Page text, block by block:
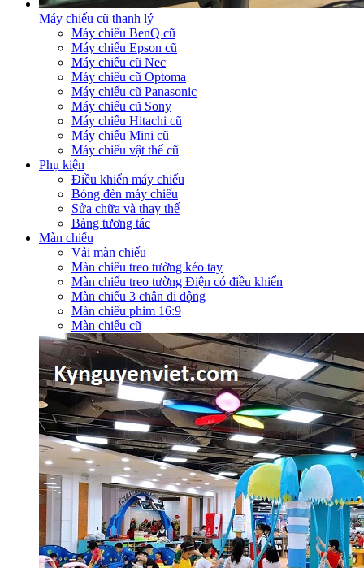
Máy chiếu cũ thanh lý
Máy chiếu BenQ cũ
Máy chiếu Epson cũ
Máy chiếu cũ Nec
Máy chiếu cũ Optoma
Máy chiếu cũ Panasonic
Máy chiếu cũ Sony
Máy chiếu Hitachi cũ
Máy chiếu Mini cũ
Máy chiếu vật thể cũ
Phụ kiện
Điều khiển máy chiếu
Bóng đèn máy chiếu
Sửa chữa và thay thế
Bảng tương tác
Màn chiếu
Vải màn chiếu
Màn chiếu treo tường kéo tay
Màn chiếu treo tường Điện có điều khiển
Màn chiếu 3 chân di động
Màn chiếu phim 16:9
Màn chiếu cũ